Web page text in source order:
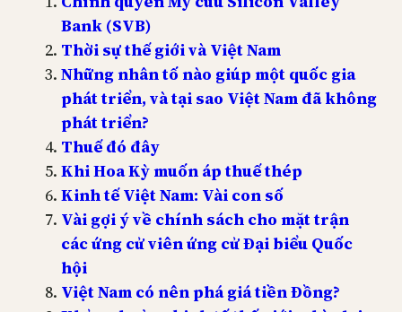
Bank (SVB)
Thời sự thế giới và Việt Nam
Những nhân tố nào giúp một quốc gia
phát triển, và tại sao Việt Nam đã không
phát triển?
Thuế đó đây
Khi Hoa Kỳ muốn áp thuế thép
Kinh tế Việt Nam: Vài con số
Vài gợi ý về chính sách cho mặt trận
các ứng cử viên ứng cử Đại biểu Quốc
hội
Việt Nam có nên phá giá tiền Đồng?